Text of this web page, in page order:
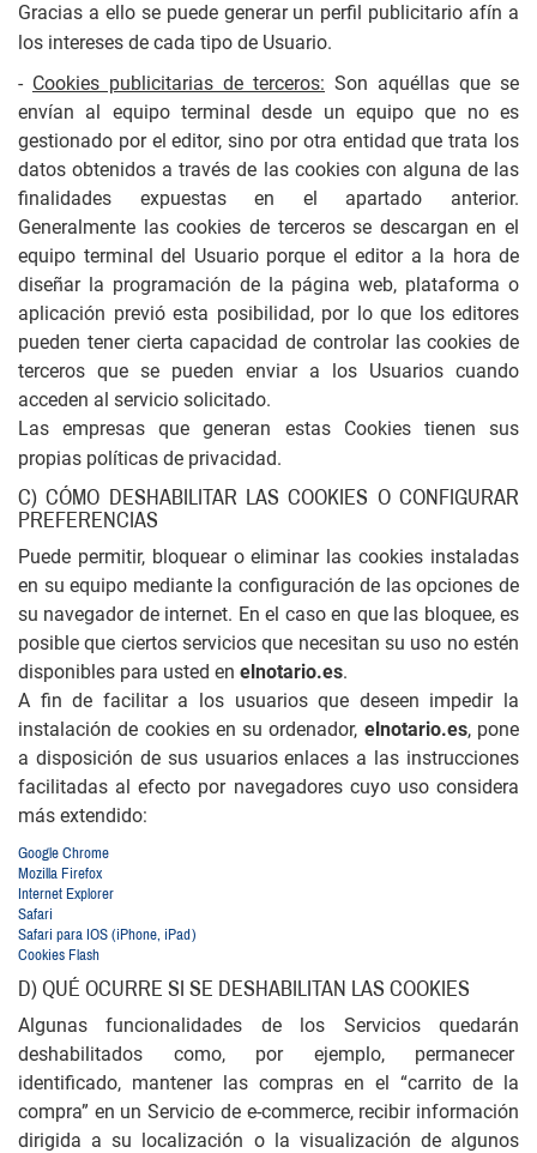
Gracias a ello se puede generar un perfil publicitario afín a
los intereses de cada tipo de Usuario.
- Cookies publicitarias de terceros: Son aquéllas que se
envían al equipo terminal desde un equipo que no es
gestionado por el editor, sino por otra entidad que trata los
datos obtenidos a través de las cookies con alguna de las
finalidades expuestas en el apartado anterior.
Generalmente las cookies de terceros se descargan en el
equipo terminal del Usuario porque el editor a la hora de
diseñar la programación de la página web, plataforma o
aplicación previó esta posibilidad, por lo que los editores
pueden tener cierta capacidad de controlar las cookies de
terceros que se pueden enviar a los Usuarios cuando
acceden al servicio solicitado.
Las empresas que generan estas Cookies tienen sus
propias políticas de privacidad.
C) CÓMO DESHABILITAR LAS COOKIES O CONFIGURAR
PREFERENCIAS
Puede permitir, bloquear o eliminar las cookies instaladas
en su equipo mediante la configuración de las opciones de
su navegador de internet. En el caso en que las bloquee, es
posible que ciertos servicios que necesitan su uso no estén
disponibles para usted en elnotario.es.
A fin de facilitar a los usuarios que deseen impedir la
instalación de cookies en su ordenador, elnotario.es, pone
a disposición de sus usuarios enlaces a las instrucciones
facilitadas al efecto por navegadores cuyo uso considera
más extendido:
Google Chrome
Mozilla Firefox
Internet Explorer
Safari
Safari para IOS (iPhone, iPad)
Cookies Flash
D) QUÉ OCURRE SI SE DESHABILITAN LAS COOKIES
Algunas funcionalidades de los Servicios quedarán
deshabilitados como, por ejemplo, permanecer
identificado, mantener las compras en el “carrito de la
compra” en un Servicio de e-commerce, recibir información
dirigida a su localización o la visualización de algunos